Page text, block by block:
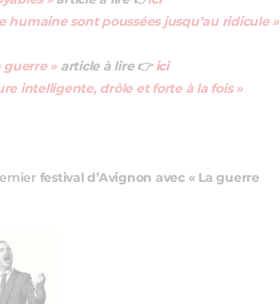
humaine sont poussées jusqu’au ridicule »
guerre » article à lire 👉 ici
intelligente, drôle et forte à la fois »
festival d’Avignon avec « La guerre